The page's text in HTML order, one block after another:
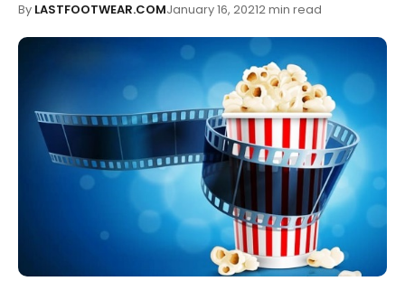
By LASTFOOTWEAR.COMJanuary 16, 20212 min read